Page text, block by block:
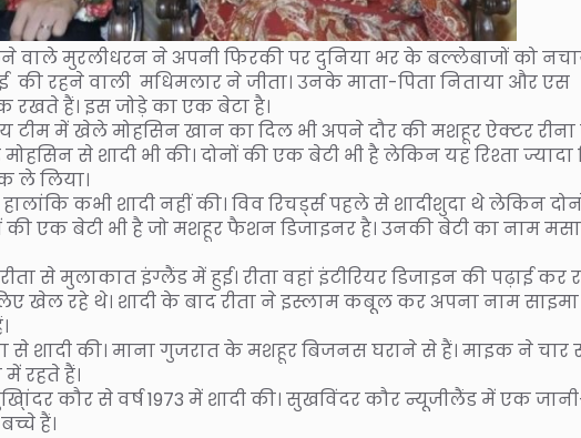
वाले मुरलीधरन ने अपनी फिरकी पर दुनिया भर के बल्लेबाजों को
रहने वाली मधिमलार ने जीता। उनके माता-पिता निताया और एस
रखते हैं। इस जोड़े का एक बेटा है।
टीम में खेले मोहसिन खान का दिल भी अपने दौर की मशहूर ऐक्टर रीना
से शादी भी की। दोनों की एक बेटी भी है लेकिन यह रिश्ता ज्यादा
ले लिया।
कभी शादी नहीं की। विव रिचर्ड्स पहले से शादीशुदा थे लेकिन
की एक बेटी भी है जो मशहूर फैशन डिजाइनर है। उनकी बेटी का नाम
से मुलाकात इंग्लैंड में हुई। रीता वहां इंटीरियर डिजाइन की पढ़ाई कर
खेल रहे थे। शादी के बाद रीता ने इस्लाम कबूल कर अपना नाम साइमा
से शादी की। माना गुजरात के मशहूर बिजनस घराने से हैं। माइक ने चार
रहते हैं।
कौर से वर्ष 1973 में शादी की। सुखविंदर कौर न्यूजीलैंड में एक
हैं।